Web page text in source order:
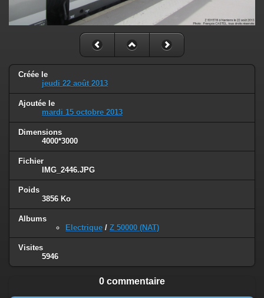
Créée le
jeudi 22 août 2013
Ajoutée le
mardi 15 octobre 2013
Dimensions
4000*3000
Fichier
IMG_2446.JPG
Poids
3856 Ko
Albums
Electrique / Z 50000 (NAT)
Visites
5946
0 commentaire